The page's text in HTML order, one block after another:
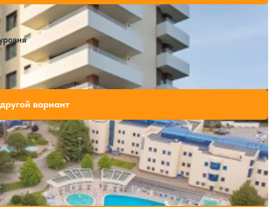
за 7 ночей, 2 взрослых
Открытый бассейн Расстояние до пляжа: 200 метров.
мест на выбранные даты
вариант